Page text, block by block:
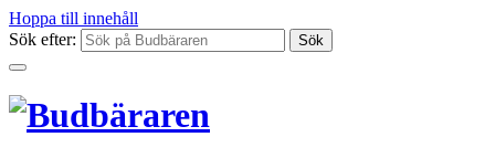
Hoppa till innehåll
Sök efter: